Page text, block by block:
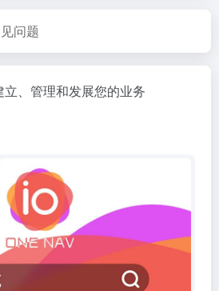
问题
、管理和发展您的业务